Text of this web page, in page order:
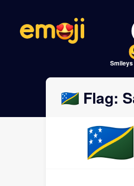
Close
Close
🇸🇧 Flag:
🇸🇧